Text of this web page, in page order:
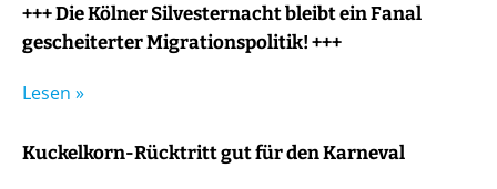
+++ Die Kölner Silvesternacht bleibt ein Fanal
gescheiterter Migrationspolitik! +++
Lesen »
Kuckelkorn-Rücktritt gut für den Karneval